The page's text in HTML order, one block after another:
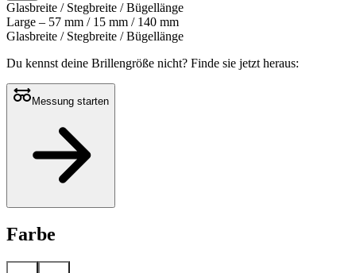
Glasbreite / Stegbreite / Bügellänge
Large – 57 mm / 15 mm / 140 mm
Glasbreite / Stegbreite / Bügellänge
Du kennst deine Brillengröße nicht? Finde sie jetzt heraus:
Messung starten
Farbe